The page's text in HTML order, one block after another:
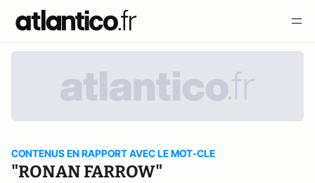
CONTENUS EN RAPPORT AVEC LE MOT-CLE
"RONAN FARROW"